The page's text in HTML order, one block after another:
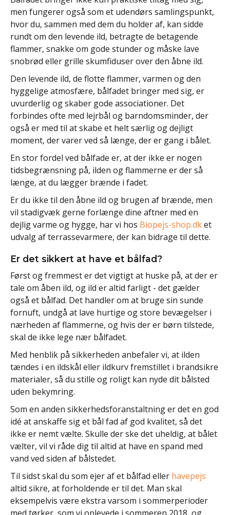
men fungerer også som et udendørs samlingspunkt,
hvor du, sammen med dem du holder af, kan sidde
rundt om den levende ild, betragte de betagende
flammer, snakke om gode stunder og måske lave
snobrød eller grille skumfiduser over den åbne ild.
Den levende ild, de flotte flammer, varmen og den
hyggelige atmosfære, bålfadet bringer med sig, er
uvurderlig og skaber gode associationer. Det
forbindes ofte med lejrbål og barndomsminder, der
også er med til at skabe et helt særlig og dejligt
moment, der varer ved så længe, der er gang i bålet.
En stor fordel ved bålfade er, at der ikke er nogen
tidsbegrænsning på, ilden og flammerne er der så
længe, at du lægger brænde i fadet.
Er du ikke til den åbne ild og brugen af brænde, men
vil stadigvæk gerne forlænge dine aftner med en
dejlig varme og hygge, har vi hos Biopejs-shop.dket
udvalg af terrassevarmere, der kan bidrage til dette.
Er det sikkert at have et bålfad?
Først og fremmest er det vigtigt at huske på, at der er
tale om åben ild, og ild er altid farligt - det gælder
også et bålfad. Det handler om at bruge sin sunde
fornuft, undgå at lave hurtige og store bevægelser i
nærheden af flammerne, og hvis der er børn tilstede,
skal de ikke lege nær bålfadet.
Med henblik på sikkerheden anbefaler vi, at ilden
tændes i en ildskål eller ildkurv fremstillet i brandsikre
materialer, så du stille og roligt kan nyde dit bålsted
uden bekymring.
Som en anden sikkerhedsforanstaltning er det en god
idé at anskaffe sig et bål fad af god kvalitet, så det
ikke er nemt vælte. Skulle der ske det uheldig, at bålet
vælter, vil vi råde dig til altid at have en spand med
vand ved siden af bålstedet.
Til sidst skal du som ejer af et bålfad eller havepejs
altid sikre, at forholdende er til det. Man skal
eksempelvis være ekstra varsom i sommerperioder